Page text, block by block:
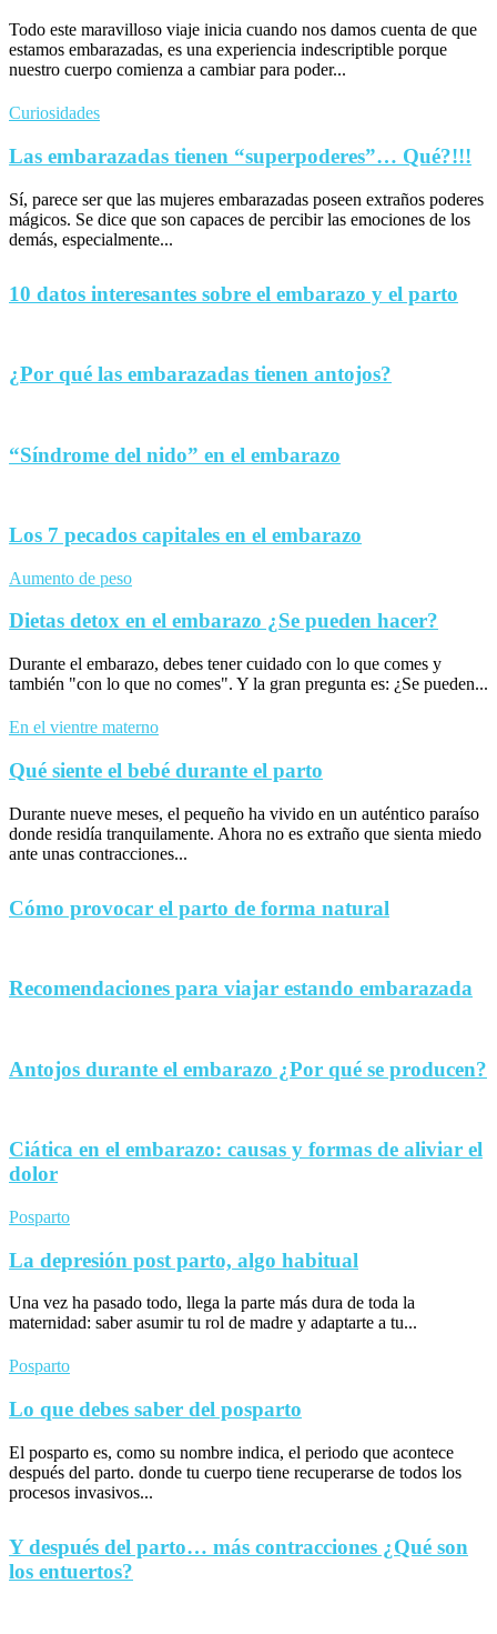
Todo este maravilloso viaje inicia cuando nos damos cuenta de que
estamos embarazadas, es una experiencia indescriptible porque
nuestro cuerpo comienza a cambiar para poder...
Curiosidades
Las embarazadas tienen “superpoderes”… Qué?!!!
Sí, parece ser que las mujeres embarazadas poseen extraños poderes
mágicos. Se dice que son capaces de percibir las emociones de los
demás, especialmente...
10 datos interesantes sobre el embarazo y el parto
¿Por qué las embarazadas tienen antojos?
“Síndrome del nido” en el embarazo
Los 7 pecados capitales en el embarazo
Aumento de peso
Dietas detox en el embarazo ¿Se pueden hacer?
Durante el embarazo, debes tener cuidado con lo que comes y
también "con lo que no comes". Y la gran pregunta es: ¿Se pueden...
En el vientre materno
Qué siente el bebé durante el parto
Durante nueve meses, el pequeño ha vivido en un auténtico paraíso
donde residía tranquilamente. Ahora no es extraño que sienta miedo
ante unas contracciones...
Cómo provocar el parto de forma natural
Recomendaciones para viajar estando embarazada
Antojos durante el embarazo ¿Por qué se producen?
Ciática en el embarazo: causas y formas de aliviar el
dolor
Posparto
La depresión post parto, algo habitual
Una vez ha pasado todo, llega la parte más dura de toda la
maternidad: saber asumir tu rol de madre y adaptarte a tu...
Posparto
Lo que debes saber del posparto
El posparto es, como su nombre indica, el periodo que acontece
después del parto. donde tu cuerpo tiene recuperarse de todos los
procesos invasivos...
Y después del parto… más contracciones ¿Qué son
los entuertos?